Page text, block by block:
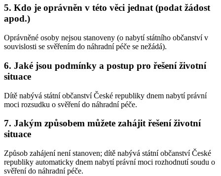
5. Kdo je oprávněn v této věci jednat (podat žádost
apod.)
Oprávněné osoby nejsou stanoveny (o nabytí státního občanství v
souvislosti se svěřením do náhradní péče se nežádá).
6. Jaké jsou podmínky a postup pro řešení životní
situace
Dítě nabývá státní občanství České republiky dnem nabytí právní
moci rozsudku o svěření do náhradní péče.
7. Jakým způsobem můžete zahájit řešení životní
situace
Způsob zahájení není stanoven; dítě nabývá státní občanství České
republiky automaticky dnem nabytí právní moci rozhodnutí soudu o
svěření do náhradní péče.